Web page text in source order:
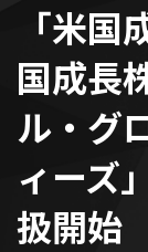
「米
国成長
ル・グ
ィーズ
扱開始